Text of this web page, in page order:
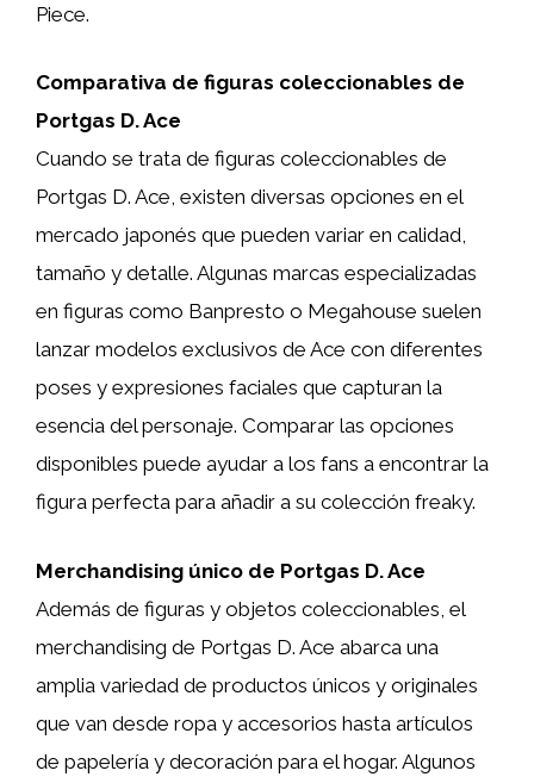
Piece.
Comparativa de figuras coleccionables de
Portgas D. Ace
Cuando se trata de figuras coleccionables de
Portgas D. Ace, existen diversas opciones en el
mercado japonés que pueden variar en calidad,
tamaño y detalle. Algunas marcas especializadas
en figuras como Banpresto o Megahouse suelen
lanzar modelos exclusivos de Ace con diferentes
poses y expresiones faciales que capturan la
esencia del personaje. Comparar las opciones
disponibles puede ayudar a los fans a encontrar la
figura perfecta para añadir a su colección freaky.
Merchandising único de Portgas D. Ace
Además de figuras y objetos coleccionables, el
merchandising de Portgas D. Ace abarca una
amplia variedad de productos únicos y originales
que van desde ropa y accesorios hasta artículos
de papelería y decoración para el hogar. Algunos